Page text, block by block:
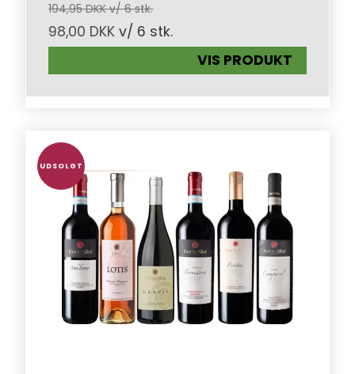
194,95 DKK v/ 6 stk.
98,00 DKK v/ 6 stk.
VIS PRODUKT
UDSOLGT